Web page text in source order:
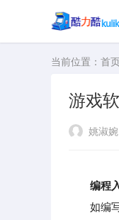
当前位置： 首
游戏
姚淑婉
编程
如编写